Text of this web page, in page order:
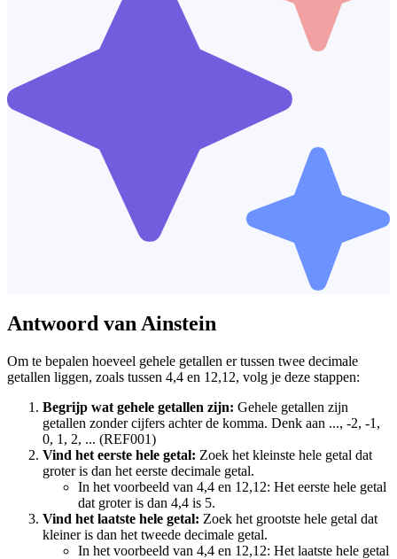
Antwoord van Ainstein
Om te bepalen hoeveel gehele getallen er tussen twee decimale
getallen liggen, zoals tussen 4,4 en 12,12, volg je deze stappen:
Begrijp wat gehele getallen zijn: Gehele getallen zijn
getallen zonder cijfers achter de komma. Denk aan ..., -2, -1,
0, 1, 2, ... (REF001)
Vind het eerste hele getal: Zoek het kleinste hele getal dat
groter is dan het eerste decimale getal.
In het voorbeeld van 4,4 en 12,12: Het eerste hele getal
dat groter is dan 4,4 is 5.
Vind het laatste hele getal: Zoek het grootste hele getal dat
kleiner is dan het tweede decimale getal.
In het voorbeeld van 4,4 en 12,12: Het laatste hele getal